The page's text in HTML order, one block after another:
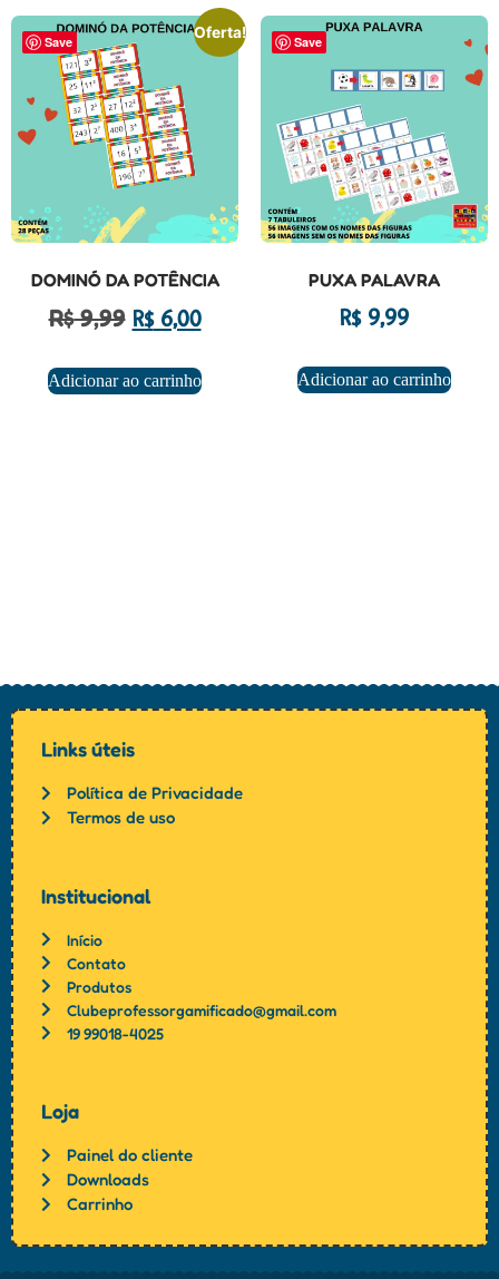
Save
Oferta!
DOMINÓ DA POTÊNCIA
R$9,99 R$6,00
Adicionar ao carrinho
Save
PUXA PALAVRA
R$9,99
Adicionar ao carrinho
Links úteis
Política de Privacidade
Termos de uso
Institucional
Início
Contato
Produtos
Clubeprofessorgamificado@gmail.com
19 99018-4025
Loja
Painel do cliente
Downloads
Carrinho